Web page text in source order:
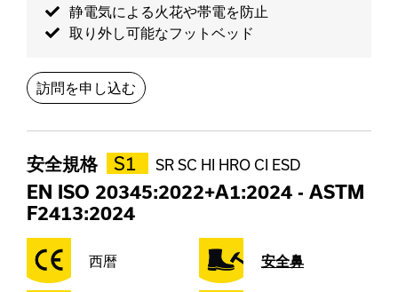
静電気による火花や帯電を防止
取り外し可能なフットベッド
訪問を申し込む
安全規格 S1 SR SC HI HRO CI ESD
EN ISO 20345:2022+A1:2024 - ASTM
F2413:2024
西暦 安全鼻